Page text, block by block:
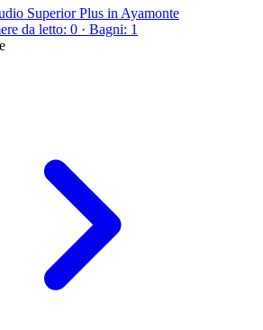
Superior Plus in Ayamonte
da letto: 0 · Bagni: 1